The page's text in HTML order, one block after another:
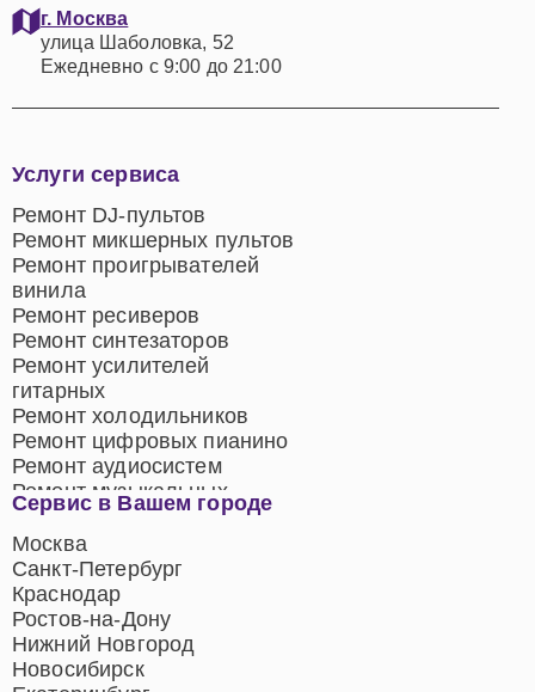
г. Москва
улица Шаболовка, 52
Ежедневно с 9:00 до 21:00
Сервис в Вашем городе
Москва
Санкт-Петербург
Краснодар
Ростов-на-Дону
Нижний Новгород
Новосибирск
Услуги сервиса
Ремонт DJ-пультов
Ремонт микшерных пультов
Ремонт проигрывателей
винила
Ремонт ресиверов
Ремонт синтезаторов
Ремонт усилителей
гитарных
Ремонт холодильников
Ремонт цифровых пианино
Ремонт аудиосистем
Ремонт музыкальных
центров
Ремонт домашних
кинотеатров
Ремонт микрофонов
Ремонт акустических
систем